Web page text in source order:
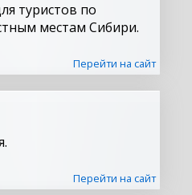
туристов по
местам Сибири.
Перейти на сайт
Перейти на сайт